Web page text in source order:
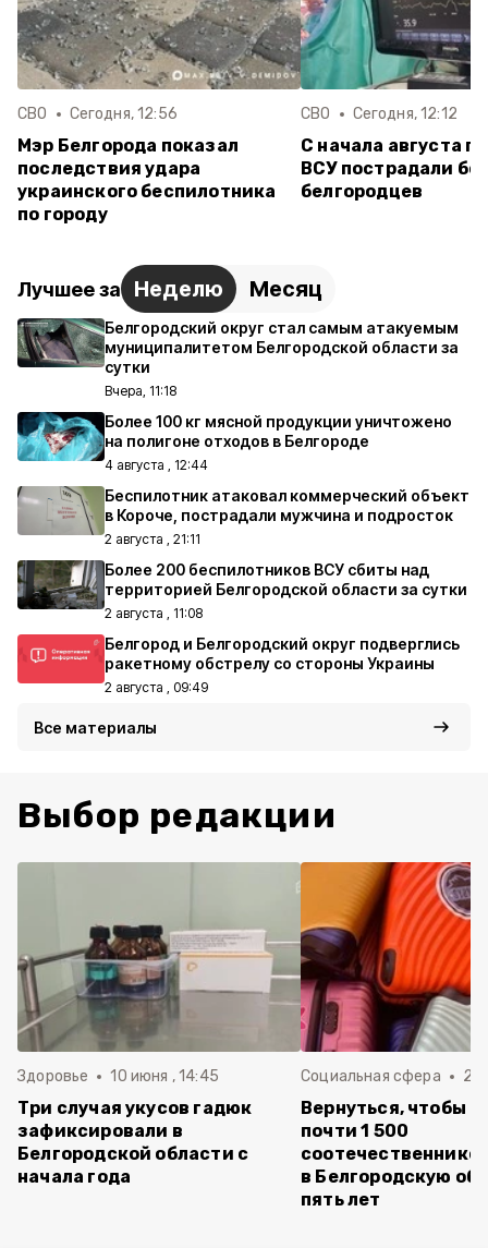
СВО Сегодня, 12:56
Мэр Белгорода показал
последствия удара
украинского беспилотника
по городу
СВО Сегодня, 12:12
С начала августа
ВСУ пострадали
белгородцев
Лучшее за Неделю Месяц
Белгородский округ стал самым атакуемым
муниципалитетом Белгородской области за
сутки
Вчера, 11:18
Более 100 кг мясной продукции уничтожено
на полигоне отходов в Белгороде
4 августа , 12:44
Беспилотник атаковал коммерческий объект
в Короче, пострадали мужчина и подросток
2 августа , 21:11
Более 200 беспилотников ВСУ сбиты над
территорией Белгородской области за сутки
2 августа , 11:08
Белгород и Белгородский округ подверглись
ракетному обстрелу со стороны Украины
2 августа , 09:49
Все материалы
Выбор редакции
Здоровье 10 июня , 14:45
Три случая укусов гадюк
зафиксировали в
Белгородской области с
начала года
Социальная сфера 20
Вернуться, чтобы
почти 1 500
в Белгородскую
пять лет